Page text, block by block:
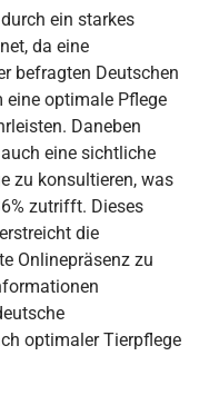
ein starkes
da eine
befragten Deutschen
eine optimale Pflege
Daneben
eine sichtliche
zu konsultieren, was
zutrifft. Dieses
die
Onlinepräsenz zu
optimaler Tierpflege